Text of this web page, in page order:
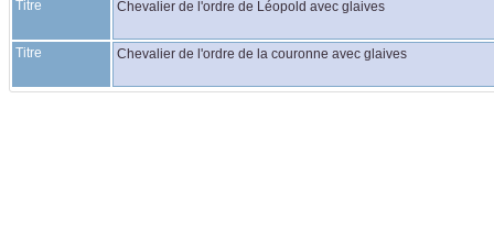
Titre Chevalier de l'ordre de Léopold avec glaives
Titre Chevalier de l'ordre de la couronne avec glaives